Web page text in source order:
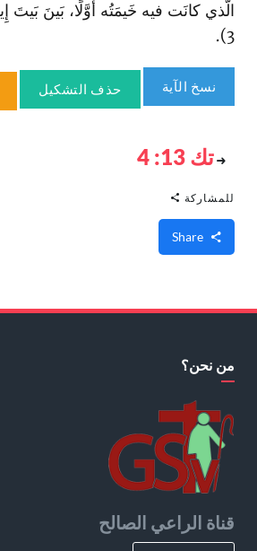
3).
نسخ الآية حذف التشكيل
تك 13: 4
للمشاركة
من نحن؟
قناة الراعي الصالح